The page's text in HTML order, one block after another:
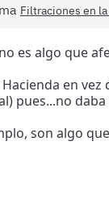
Filtraciones en la
es algo que
en
pues...no
son algo